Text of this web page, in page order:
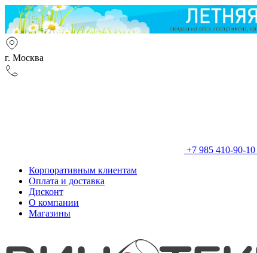
г. Москва
+7 985 410-90-10
Корпоративным клиентам
Оплата и доставка
Дисконт
О компании
Магазины